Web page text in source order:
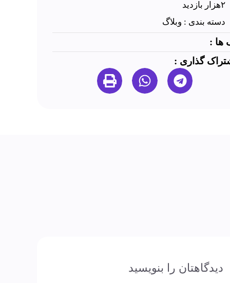
۲هزار بازدید
دسته بندی : وبلاگ
ها :
گذاری :
دیدگاهتان را بنویسید